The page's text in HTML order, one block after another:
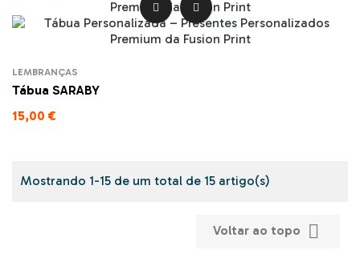
 
LEMBRANÇAS
Tábua SARABY
15,00 €
Mostrando 1-15 de um total de 15 artigo(s)
Voltar ao topo 